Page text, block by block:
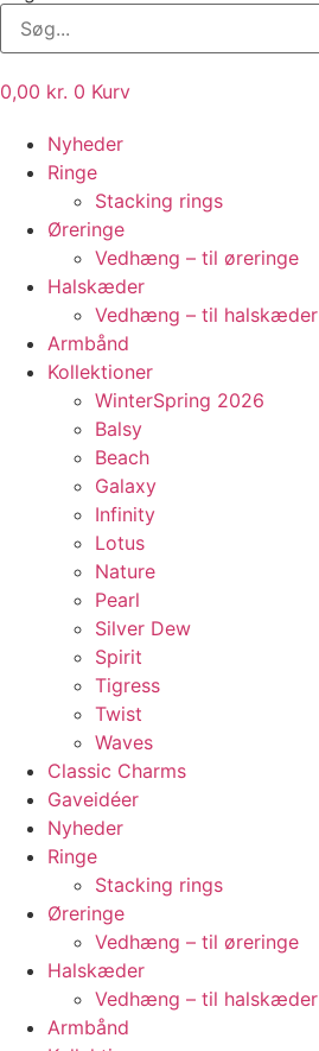
0,00 kr. 0 Kurv
Nyheder
Ringe
Stacking rings
Øreringe
Vedhæng – til øreringe
Halskæder
Vedhæng – til halskæder
Armbånd
Kollektioner
WinterSpring 2026
Balsy
Beach
Galaxy
Infinity
Lotus
Nature
Pearl
Silver Dew
Spirit
Tigress
Twist
Waves
Classic Charms
Gaveidéer
Nyheder
Ringe
Stacking rings
Øreringe
Vedhæng – til øreringe
Halskæder
Vedhæng – til halskæder
Armbånd